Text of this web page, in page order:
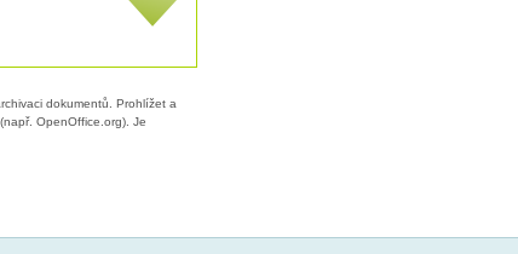
dokumentů. Prohlížet a
OpenOffice.org). Je